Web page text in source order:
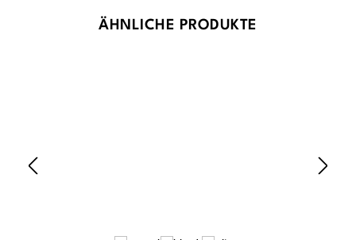
Produktgalerie überspringen
ÄHNLICHE PRODUKTE